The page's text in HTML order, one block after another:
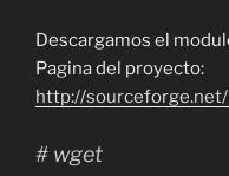
Descargamos el
Pagina del proyecto:
http://
# wget